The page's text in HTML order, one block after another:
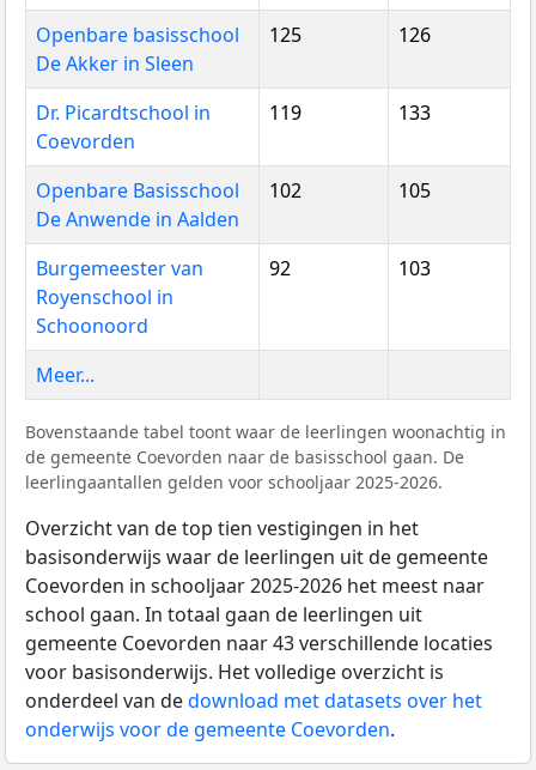
Openbare basisschool
De Akker in Sleen
125 126
Dr. Picardtschool in
Coevorden
119 133
Openbare Basisschool
De Anwende in Aalden
102 105
Burgemeester van
Royenschool in
Schoonoord
92 103
Meer...
Bovenstaande tabel toont waar de leerlingen woonachtig in
de gemeente Coevorden naar de basisschool gaan. De
leerlingaantallen gelden voor schooljaar 2025-2026.
Overzicht van de top tien vestigingen in het
basisonderwijs waar de leerlingen uit de gemeente
Coevorden in schooljaar 2025-2026 het meest naar
school gaan. In totaal gaan de leerlingen uit
gemeente Coevorden naar 43 verschillende locaties
voor basisonderwijs. Het volledige overzicht is
onderdeel van dedownload met datasets over het
onderwijs voor de gemeente Coevorden.